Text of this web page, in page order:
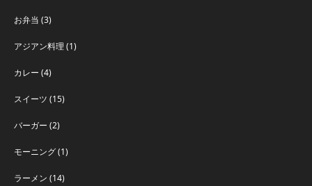
お弁当 (3)
アジアン料理 (1)
カレー (4)
スイーツ (15)
バーガー (2)
モーニング(1)
ラーメン (14)